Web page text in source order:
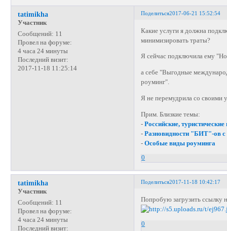
Поделиться2017-06-21 15:52:54
tatimikha
Участник
Сообщений: 11
Провел на форуме:
4 часа 24 минуты
Последний визит:
2017-11-18 11:25:14
Какие услуги я должна
минимизировать траты?
Я сейчас подключила ему
а себе "Выгодные
роуминг".
Я не перемудрила со своими
Прим. Близкие темы:
-Российские,
-Разновидности "БИТ"-ов с
-Особые виды роуминга
0
Поделиться2017-11-18 10:42:17
tatimikha
Участник
Сообщений: 11
Провел на форуме:
4 часа 24 минуты
Последний визит:
Попробую загрузить ссылку
0